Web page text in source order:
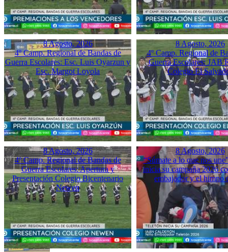
8 Agosto, 2026
4º Camp. Regional de Bandas de
Guerra Escolares: Esc. Luis Oyarzun y
Esc. Margot Loyola
8 Agosto, 2026
4º Camp. Regional de
Guerra Escolares: JAB
Colegio El
8 Agosto, 2026
4º Camp. Regional de Bandas de
Guerra Escolares: Apertura y
Presentación Colegio Bicentenario
Newen
8 Agosto, 2026
“Súmate a lo que nos
inicia su campaña 2026
embajador y el himno